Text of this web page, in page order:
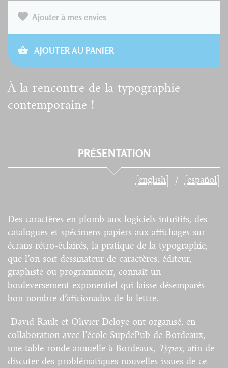
Ajouter à mes envies
AJOUTER AU PANIER
À la rencontre de la typographie
contemporaine !
PRÉSENTATION
[english] [español]
Des caractères en plomb aux logiciels intuitifs, des
catalogues et spécimens papiers aux affichages sur
écrans rétro-éclairés, la pratique de la typographie,
que l’on soit dessinateur de caractères, éditeur,
graphiste ou programmeur, connaît un
bouleversement exponentiel qui laisse désemparés
bon nombre d’aficionados de la lettre.
David Rault et Olivier Deloye ont organisé, en
collaboration avec l’école SupdePub de Bordeaux,
une table ronde annuelle à Bordeaux, Typex, afin de
discuter des problématiques nouvelles issues de ce